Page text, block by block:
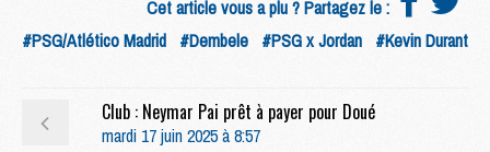
Cet article vous a plu ? Partagez le :
#PSG/Atlético Madrid #Dembele #PSG x Jordan #Kevin Durant
Club : Neymar Pai prêt à payer pour Doué
mardi 17 juin 2025 à 8:57